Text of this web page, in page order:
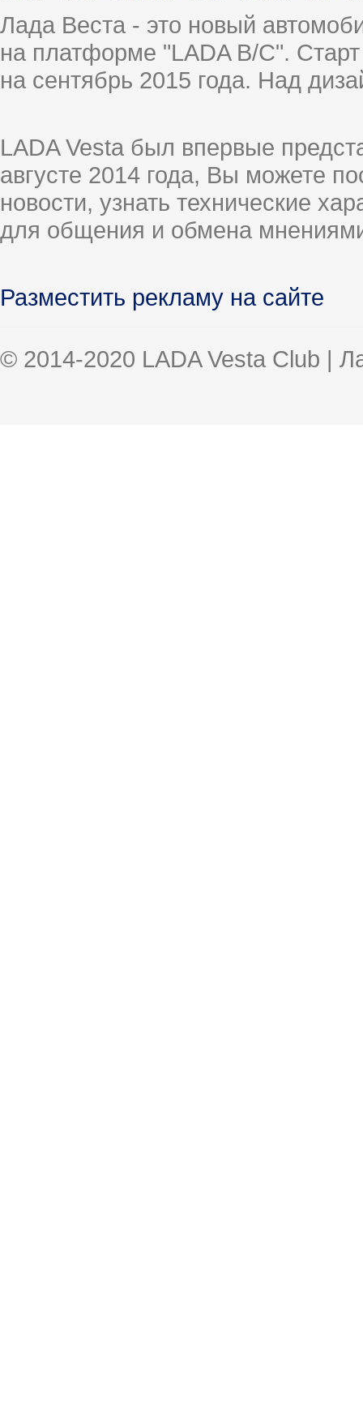
Лада Веста - это новый
на платформе "LADA B/C".
на сентябрь 2015 года. Над
LADA Vesta был впервые
августе 2014 года, Вы можете
новости, узнать технические
для общения и обмена
Разместить рекламу на сайте
© 2014-2020 LADA Vesta Club |